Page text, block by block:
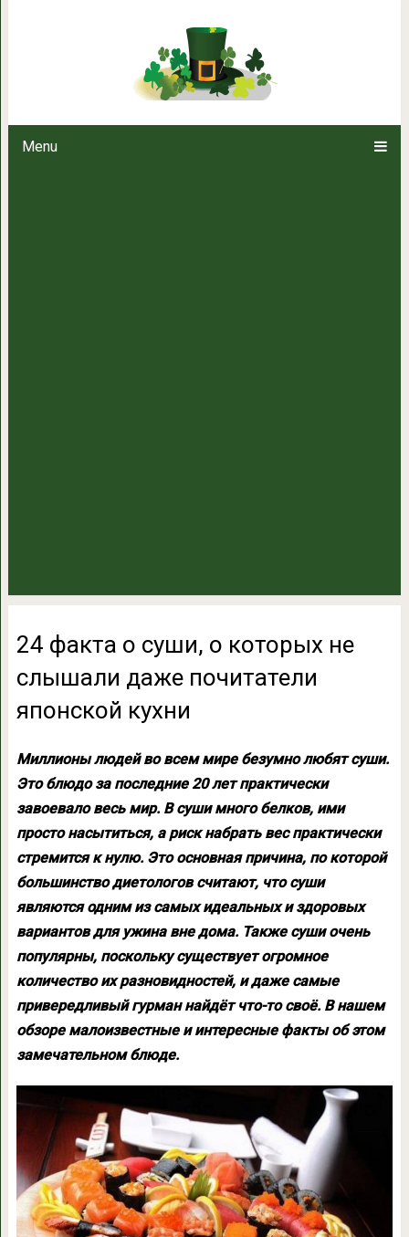
Menu
24 факта о суши, о которых
24 факта о суши, о которых не
слышали даже почитатели
японской кухни
Миллионы людей во всем мире безумно любят суши.
Это блюдо за последние 20 лет практически
завоевало весь мир. В суши много белков, ими
просто насытиться, а риск набрать вес практически
стремится к нулю. Это основная причина, по которой
большинство диетологов считают, что суши
являются одним из самых идеальных и здоровых
вариантов для ужина вне дома. Также суши очень
популярны, поскольку существует огромное
количество их разновидностей, и даже самые
привередливый гурман найдёт что-то своё. В нашем
обзоре малоизвестные и интересные факты об этом
замечательном блюде.